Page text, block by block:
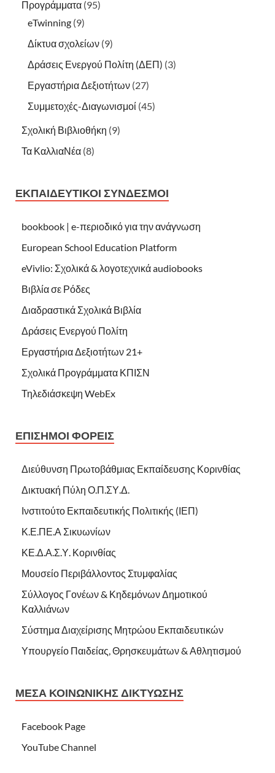
Προγράμματα (95)
eTwinning (9)
Δίκτυα σχολείων (9)
Δράσεις Ενεργού Πολίτη (ΔΕΠ) (3)
Εργαστήρια Δεξιοτήτων (27)
Συμμετοχές-Διαγωνισμοί (45)
Σχολική Βιβλιοθήκη (9)
Τα ΚαλλιαΝέα (8)
ΕΚΠΑΙΔΕΥΤΙΚΟΊ ΣΎΝΔΕΣΜΟΙ
bookbook | e-περιοδικό για την ανάγνωση
European School Education Platform
eVivlio: Σχολικά & λογοτεχνικά audiobooks
Βιβλία σε Ρόδες
Διαδραστικά Σχολικά Βιβλία
Δράσεις Ενεργού Πολίτη
Εργαστήρια Δεξιοτήτων 21+
Σχολικά Προγράμματα ΚΠΙΣΝ
Τηλεδιάσκεψη WebEx
ΕΠΊΣΗΜΟΙ ΦΟΡΕΊΣ
Διεύθυνση Πρωτοβάθμιας Εκπαίδευσης Κορινθίας
Δικτυακή Πύλη Ο.Π.ΣΥ.Δ.
Ινστιτούτο Εκπαιδευτικής Πολιτικής (ΙΕΠ)
Κ.Ε.ΠΕ.Α Σικυωνίων
ΚΕ.Δ.Α.Σ.Υ. Κορινθίας
Μουσείο Περιβάλλοντος Στυμφαλίας
Σύλλογος Γονέων & Κηδεμόνων Δημοτικού
Καλλιάνων
Σύστημα Διαχείρισης Μητρώου Εκπαιδευτικών
Υπουργείο Παιδείας, Θρησκευμάτων & Αθλητισμού
ΜΈΣΑ ΚΟΙΝΩΝΙΚΉΣ ΔΙΚΤΎΩΣΗΣ
Facebook Page
YouTube Channel